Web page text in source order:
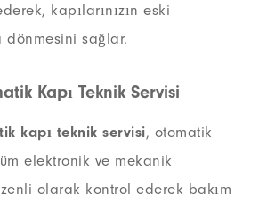
kapılarınızın eski
dönmesini sağlar.
Kapı Teknik Servisi
kapı teknik servisi, otomatik
elektronik ve mekanik
olarak kontrol ederek bakım